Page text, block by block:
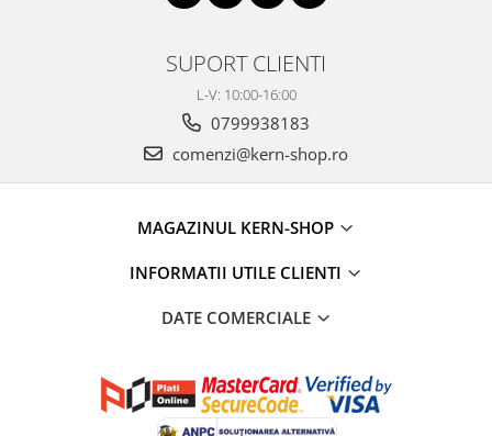
SUPORT CLIENTI
L-V: 10:00-16:00
0799938183
comenzi@kern-shop.ro
MAGAZINUL KERN-SHOP
INFORMATII UTILE CLIENTI
DATE COMERCIALE